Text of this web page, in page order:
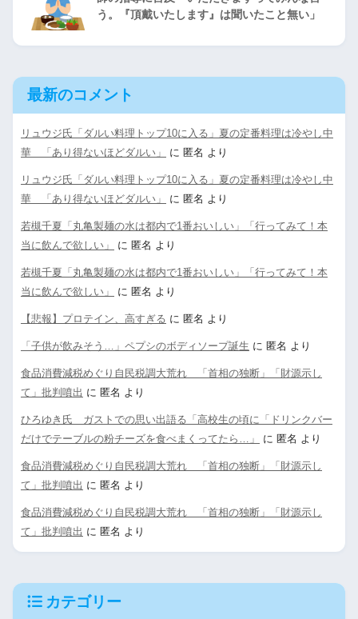
う。『頂戴いたします』は聞いたこと無い」
最新のコメント
リュウジ氏「ダルい料理トップ10に入る」夏の定番料理は冷やし中
華 「あり得ないほどダルい」
に 匿名 より
リュウジ氏「ダルい料理トップ10に入る」夏の定番料理は冷やし中
華 「あり得ないほどダルい」
に 匿名 より
若槻千夏「丸亀製麺の水は都内で1番おいしい」「行ってみて！本
当に飲んで欲しい」
に 匿名 より
若槻千夏「丸亀製麺の水は都内で1番おいしい」「行ってみて！本
当に飲んで欲しい」
に 匿名 より
【悲報】プロテイン、高すぎる に 匿名 より
「子供が飲みそう…」ペプシのボディソープ誕生 に 匿名 より
食品消費減税めぐり自民税調大荒れ 「首相の独断」「財源示し
て」批判噴出 に 匿名 より
ひろゆき氏 ガストでの思い出語る「高校生の頃に「ドリンクバー
だけでテーブルの粉チーズを食べまくってたら…」
に 匿名 より
食品消費減税めぐり自民税調大荒れ 「首相の独断」「財源示し
て」批判噴出 に 匿名 より
食品消費減税めぐり自民税調大荒れ 「首相の独断」「財源示し
て」批判噴出 に 匿名 より
カテゴリー